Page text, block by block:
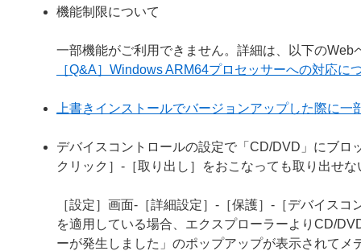
機能制限について
一部機能がご利用できません。詳細は、以下の
［Q&A］Windows ARM64プロセッサーへの対応に
上書きインストールでバージョンアップした際に一
デバイスコントロールの設定で「CD/DVD」にブ
クリック］-［取り出し］をおこなっても取り出せな
［設定］画面-［詳細設定］-［保護］-［デバイス
を適用している場合、エクスプローラーよりCD/
ーが発生しました」のポップアップが表示されてメ